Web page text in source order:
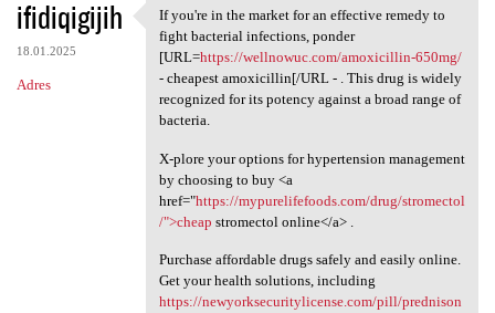
ifidiqigijih
18.01.2025
Adres
If you're in the market for
If you're in the market for an effective remedy to
fight bacterial infections, ponder
[URL=https://wellnowuc.com/amoxicillin-650mg/
- cheapest amoxicillin[/URL - . This drug is widely
recognized for its potency against a broad range of
bacteria.
X-plore your options for hypertension management
by choosing to buy <a
href="https://mypurelifefoods.com/drug/stromectol
/">cheap stromectol online</a> .
Purchase affordable drugs safely and easily online.
Get your health solutions, including
https://newyorksecuritylicense.com/pill/prednison